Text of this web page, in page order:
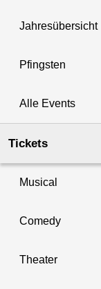
Jahresübersicht
Pfingsten
Alle Events
Tickets
Musical
Comedy
Theater